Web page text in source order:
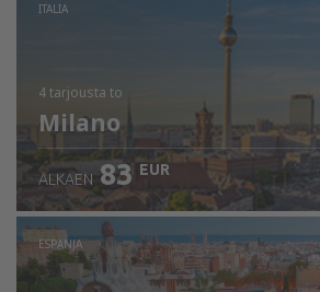
ITALIA
4 tarjousta to
Milano
ALKAEN 83 EUR
ESPANJA